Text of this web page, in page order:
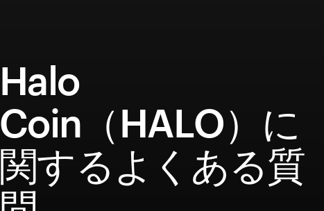
Halo
Coin（HALO）に
関するよくある質